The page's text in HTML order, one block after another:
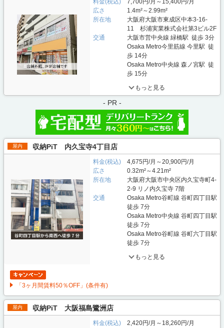
広さ
1.4m²～2.99m²
所在地
大阪府大阪市東成区中本3-16-
11 杉浦実業株式会社第3ビル2F
交通
大阪市営中央線 緑橋駅 徒歩 3分
Osaka Metro今里筋線 今里駅 徒
歩 14分
Osaka Metro中央線 森ノ宮駅 徒
歩 15分
もっと見る
- PR -
屋内 収納PiT 内久宝寺4丁目店
料金(税込)
4,675円/月～20,900円/月
広さ
0.32m²～4.21m²
所在地
大阪府大阪市中央区内久宝寺町4-
2-9 リノ内久宝寺 7階
交通
Osaka Metro谷町線 谷町四丁目駅
徒歩 7分
Osaka Metro中央線 谷町四丁目駅
徒歩 7分
Osaka Metro谷町線 谷町六丁目駅
徒歩 7分
もっと見る
「3ヶ月間賃料50％OFF」(条件有)
屋内 収納PiT 大阪福島鷺洲店
料金(税込)
2,420円/月～18,260円/月